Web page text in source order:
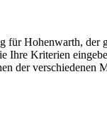
Hohenwarth, der
Ihre Kriterien
der verschiedenen